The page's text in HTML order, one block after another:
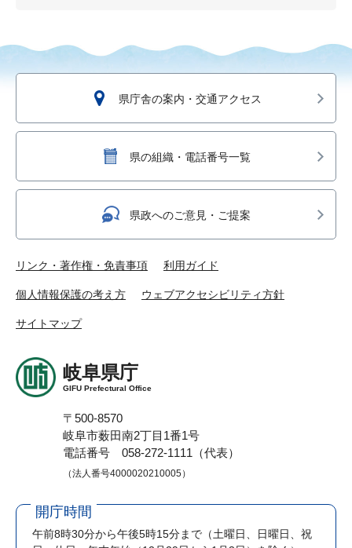
県庁舎の案内・交通アクセス
県の組織・電話番号一覧
県政へのご意見・ご提案
リンク・著作権・免責事項 利用ガイド
個人情報保護の考え方 ウェブアクセシビリティ方針
サイトマップ
岐阜県庁
GIFU Prefectural Office
〒500-8570
岐阜市薮田南2丁目1番1号
電話番号 058-272-1111（代表）
（法人番号4000020210005）
開庁時間
午前8時30分から午後5時15分まで （土曜日、日曜日、祝